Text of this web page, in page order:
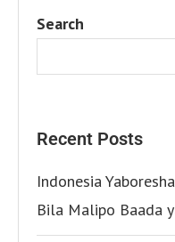
Search
Recent Posts
Indonesia
Bila Malipo Baada